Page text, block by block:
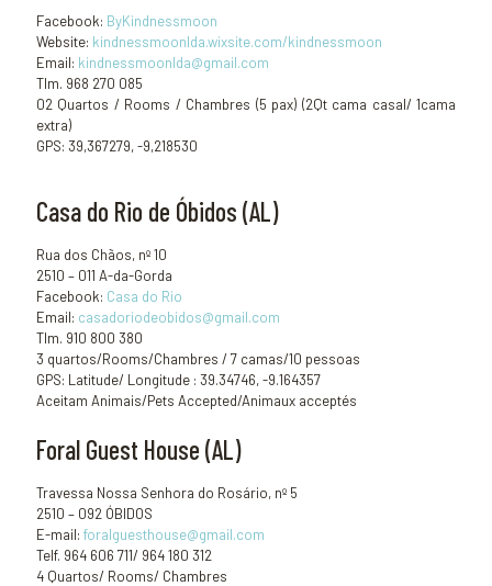
Facebook: ByKindnessmoon
Website: kindnessmoonlda.wixsite.com/kindnessmoon
Email: kindnessmoonlda@gmail.com
Tlm. 968 270 085
02 Quartos / Rooms / Chambres (5 pax) (2Qt cama casal/ 1cama
extra)
GPS: 39,367279, -9,218530
Casa do Rio de Óbidos (AL)
Rua dos Chãos, nº 10
2510 – 011 A-da-Gorda
Facebook: Casa do Rio
Email: casadoriodeobidos@gmail.com
Tlm. 910 800 380
3 quartos/Rooms/Chambres / 7 camas/10 pessoas
GPS: Latitude/ Longitude : 39.34746, -9.164357
Aceitam Animais/Pets Accepted/Animaux acceptés
Foral Guest House (AL)
Travessa Nossa Senhora do Rosário, nº 5
2510 – 092 ÓBIDOS
E-mail: foralguesthouse@gmail.com
Telf. 964 606 711/ 964 180 312
4 Quartos/ Rooms/ Chambres